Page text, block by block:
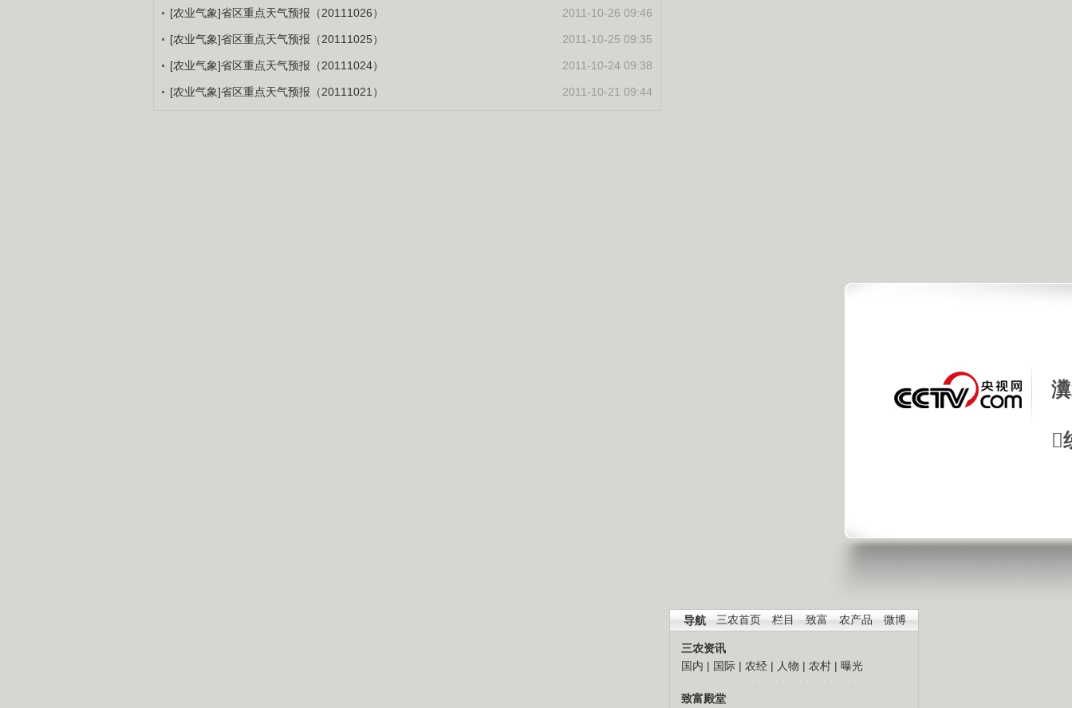

三农首页 栏目 致富 农产品 微博
导航
三农资讯
国内 | 国际 | 农经 | 人物 | 农村 | 曝光
致富殿堂
2011-10-26 09:46
[农业气象]省区重点天气预报（20111026）
2011-10-25 09:35
[农业气象]省区重点天气预报（20111025）
2011-10-24 09:38
[农业气象]省区重点天气预报（20111024）
2011-10-21 09:44
[农业气象]省区重点天气预报（20111021）